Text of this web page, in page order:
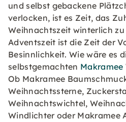
und selbst gebackene
verlocken, ist es Zeit, das
Weihnachtszeit winterlich
Adventszeit ist die Zeit der
Besinnlichkeit. Wie wäre es
selbstgemachten Makramee
Ob Makramee
Weihnachtssterne,
Weihnachtswichtel,
Windlichter oder Makramee